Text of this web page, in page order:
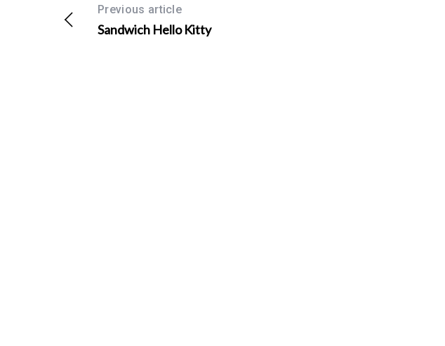
Previous article
Sandwich Hello Kitty